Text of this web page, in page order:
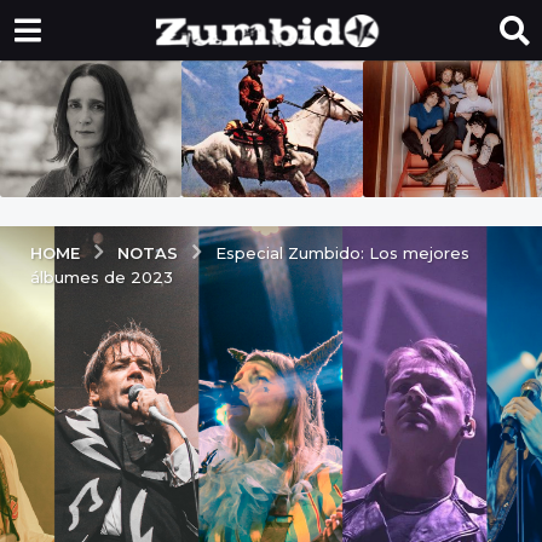
HOME NOTAS
Especial Zumbido: Los mejores
álbumes de 2023